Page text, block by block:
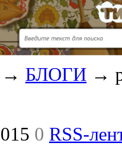
→ БЛОГИ →
0 RSS-